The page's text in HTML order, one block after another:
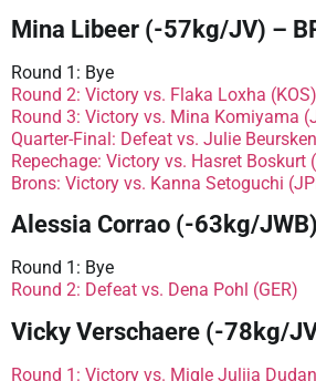
Mina Libeer (-57kg/JV) –
Round 1: Bye
Round 2: Victory vs. Flaka Loxha (KOS)
Round 3: Victory vs. Mina Komiyama
Quarter-Final: Defeat vs. Julie
Repechage: Victory vs. Hasret Boskurt
Brons: Victory vs. Kanna Setoguchi
Alessia Corrao (-63kg/JWB)
Round 1: Bye
Round 2: Defeat vs. Dena Pohl (GER)
Vicky Verschaere (-78kg/
Round 1: Victory vs. Migle Julija